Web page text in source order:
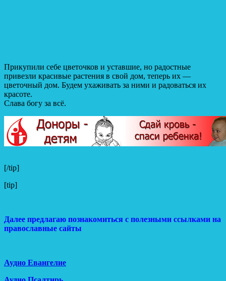
Прикупили себе цветочков и уставшие, но радостные
привезли красивые растения в свой дом, теперь их —
цветочный дом. Будем ухаживать за ними и радоваться их
красоте.
Слава богу за всё.
[/tip]
[tip]
Далее предлагаю познакомиться с полезными ссылками на
православные сайты
Аудио Евангелие